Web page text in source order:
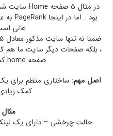
عالی
، بلکه صفحات دیگر سایت ما هم که
صفحه home کمک کرده اند.
اصل مهم:
کمک
مثال
حالت چرخشی – دارای یک